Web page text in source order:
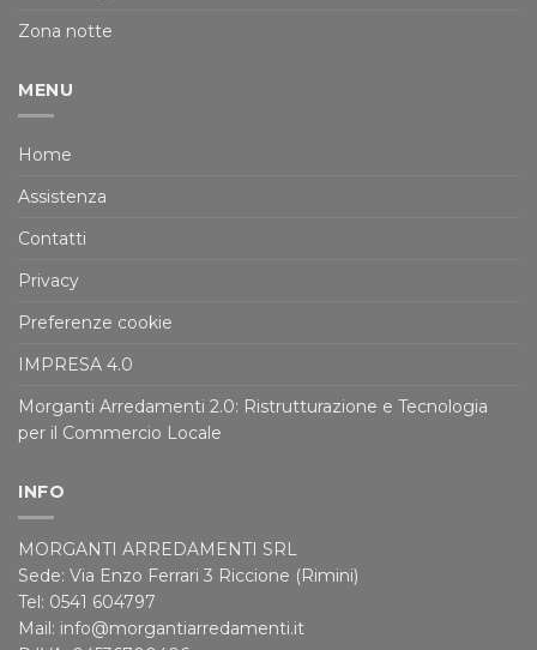
Zona notte
MENU
Home
Assistenza
Contatti
Privacy
Preferenze cookie
IMPRESA 4.0
Morganti Arredamenti 2.0: Ristrutturazione e Tecnologia
per il Commercio Locale
INFO
MORGANTI ARREDAMENTI SRL
Sede: Via Enzo Ferrari 3 Riccione (Rimini)
Tel: 0541 604797
Mail: info@morgantiarredamenti.it